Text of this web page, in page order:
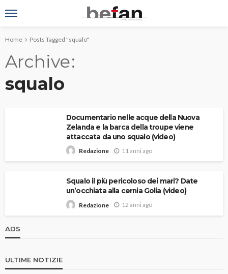
Home Posts Tagged "squalo"
Archive
squalo
Documentario nelle acque della Nuova
Zelanda e la barca della troupe viene
attaccata da uno squalo (video)
Redazione 11 anni ago
Squalo il più pericoloso dei mari? Date
un’occhiata alla cernia Golia (video)
Redazione 12 anni ago
ADS
ULTIME NOTIZIE